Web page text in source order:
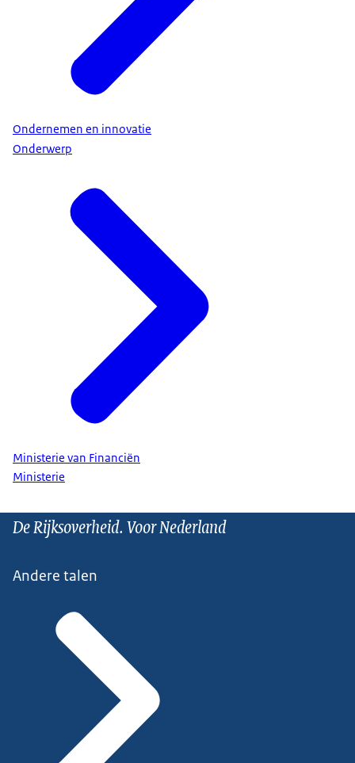
Ondernemen en innovatie
Onderwerp
Ministerie van Financiën
Ministerie
De Rijksoverheid. Voor Nederland
Andere talen